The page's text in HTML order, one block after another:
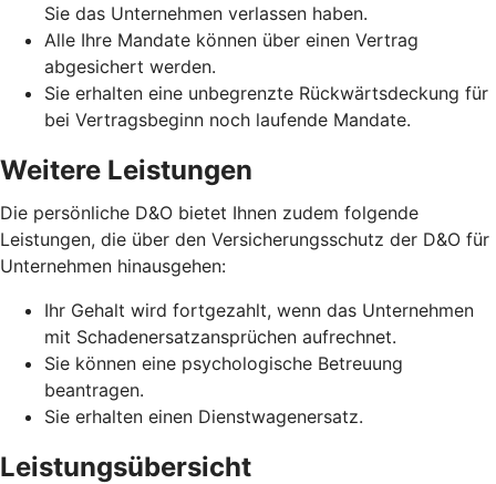
Sie das Unternehmen verlassen haben.
Alle Ihre Mandate können über einen Vertrag
abgesichert werden.
Sie erhalten eine unbegrenzte Rückwärtsdeckung für
bei Vertragsbeginn noch laufende Mandate.
Weitere Leistungen
Die persönliche D&O bietet Ihnen zudem folgende
Leistungen, die über den Versicherungsschutz der D&O für
Unternehmen hinausgehen:
Ihr Gehalt wird fortgezahlt, wenn das Unternehmen
mit Schadenersatzansprüchen aufrechnet.
Sie können eine psychologische Betreuung
beantragen.
Sie erhalten einen Dienstwagenersatz.
Leistungsübersicht